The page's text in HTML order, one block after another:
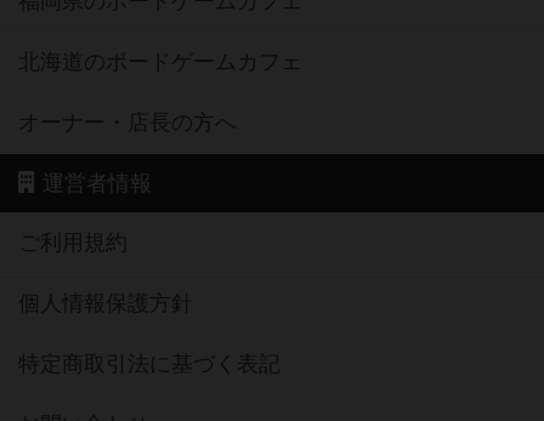
北海道のボードゲームカフェ
オーナー・店長の方へ
運営者情報
ご利用規約
個人情報保護方針
特定商取引法に基づく表記